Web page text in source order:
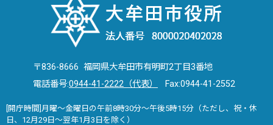
〒836-8666 福岡県大牟田市有明町2丁目3番地
電話番号:0944-41-2222（代表） Fax:0944-41-2552
[開庁時間]月曜～金曜日の午前8時30分～午後5時15分（ただし、祝・休
日、12月29日～翌年1月3日を除く）